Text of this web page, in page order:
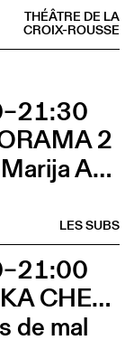
THÉÂTRE DE LA
CROIX-ROUSSE
2
Anna-Marija Adomaityte & Gautier Teuscher, Marc Oosterhoff, Catol Teixeira, Ouinch Ouinch
LES SUBS
ALENKA CHENUZ & AMÉLIE VIDON
de mal